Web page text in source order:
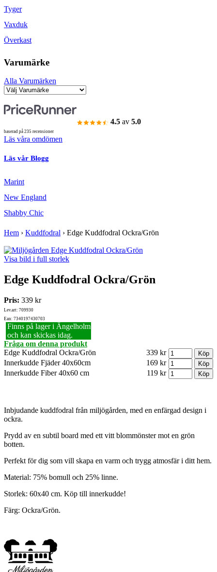
Tyger
Vaxduk
Överkast
Varumärke
Alla Varumärken
4.5 av 5.0
baserad på 235 recensioner
Läs våra omdömen
Läs vår Blogg
Marint
New England
Shabby Chic
Hem › Kuddfodral › Edge Kuddfodral Ockra/Grön
Visa bild i full storlek
Edge Kuddfodral Ockra/Grön
Pris: 339 kr
Lev.art: 709930
Ean: 7340197430703
Finns på lager i Ängelholm
och kan skickas idag.
Fråga om denna produkt
Edge Kuddfodral Ockra/Grön
339 kr
Innerkudde Fjäder 40x60cm
169 kr
Innerkudde Fiber 40x60 cm
119 kr
Inbjudande kuddfodral från miljögården, med en enfärgad design i
ockra.
Prydd av en subtil board med ett vitt blommönster mot en grön
botten.
Perfekt för dig som vill skapa en varm och trygg atmosfär i ditt hem.
Material: 75% bomull och 25% linne.
Storlek: 60x40 cm. Köp till innerkudde!
Färg: Ockra/Grön.